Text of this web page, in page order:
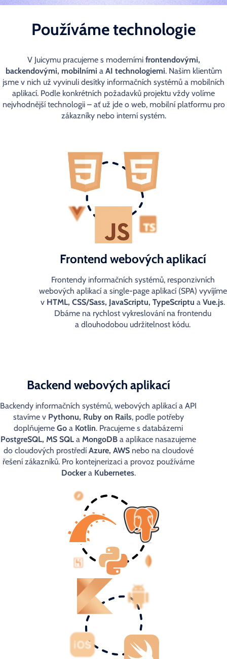
Používáme technologie
V Juicymu pracujeme s moderními frontendovými,
backendovými, mobilními a AI technologiemi. Našim klientům
jsme v nich už vyvinuli desítky informačních systémů a mobilních
aplikací. Podle konkrétních požadavků projektu vždy volíme
nejvhodnější technologii – ať už jde o web, mobilní platformu pro
zákazníky nebo interní systém.
Frontend webových aplikací
Frontendy informačních systémů, responzivních
webových aplikací a single-page aplikací (SPA) vyvíjíme
v HTML, CSS/Sass, JavaScriptu, TypeScriptu a Vue.js.
Dbáme na rychlost vykreslování na frontendu
a dlouhodobou udržitelnost kódu.
Backend webových aplikací
Backendy informačních systémů, webových aplikací a API
stavíme v Pythonu, Ruby on Rails, podle potřeby
doplňujeme Go a Kotlin. Pracujeme s databázemi
PostgreSQL, MS SQL a MongoDB a aplikace nasazujeme
do cloudových prostředíAzure, AWSnebo na cloudové
řešení zákazníků. Pro kontejnerizaci a provoz používáme
Dockera Kubernetes.